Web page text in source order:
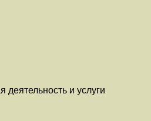
деятельность и услуги